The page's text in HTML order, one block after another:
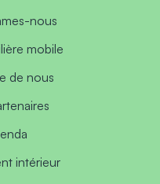
nous
mobile
de nous
intérieur